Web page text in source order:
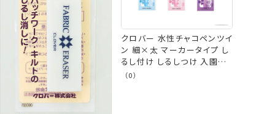
クロバー 水性チャコペンツイ
ン 細×太 マーカータイプ し
るし付け しるしつけ 入園入
学/通園通学 clv ネコポス可
（0）